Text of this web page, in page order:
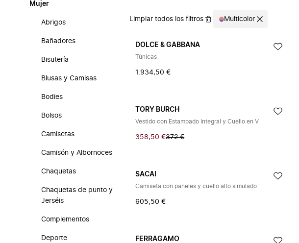
Mujer
Abrigos
Bañadores
Bisutería
Blusas y Camisas
Bodies
Bolsos
Camisetas
Camisón y Albornoces
Chaquetas
Chaquetas de punto y
Jerséis
Complementos
Deporte
Limpiar todos los filtros Multicolor
DOLCE & GABBANA
Túnicas
1.934,50 €
TORY BURCH
Vestido con Estampado Integral y Cuello en V
358,50 €372 €
SACAI
Camiseta con paneles y cuello alto simulado
605,50 €
FERRAGAMO